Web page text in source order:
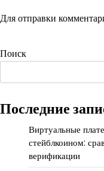
Для отправки
Поиск
Последние
Виртуальные
стейблкоином:
верификации